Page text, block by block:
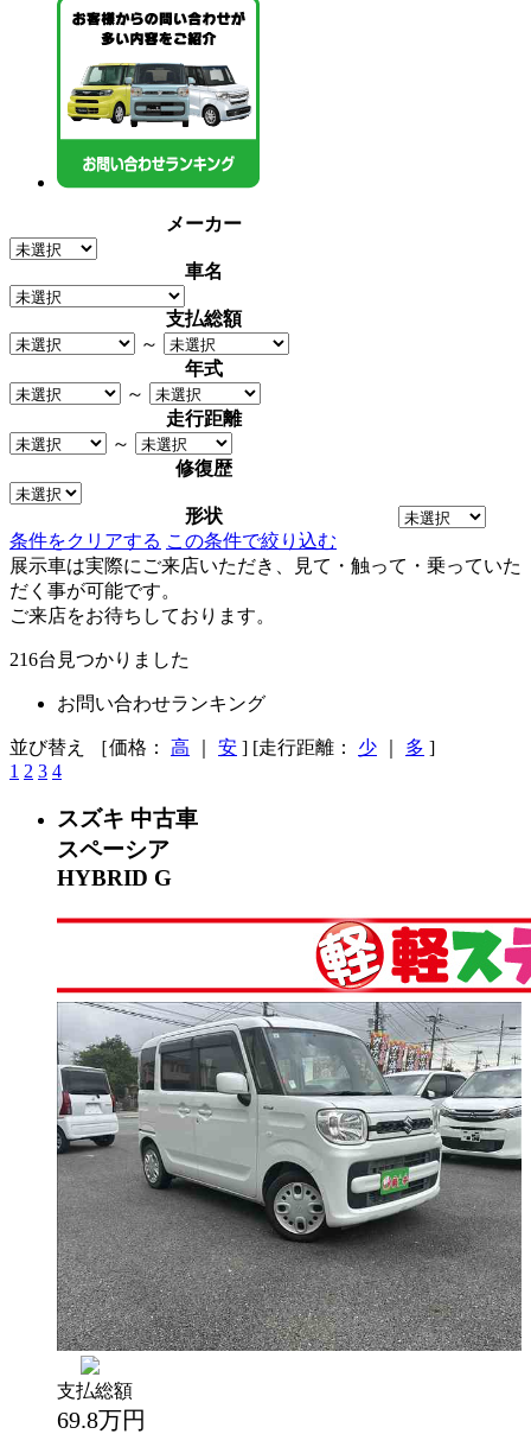
メーカー
車名
支払総額
～
年式
～
走行距離
～
修復歴
形状
条件をクリアする この条件で絞り込む
展示車は実際にご来店いただき、見て・触って・乗っていた
だく事が可能です。
ご来店をお待ちしております。
216台見つかりました
お問い合わせランキング
並び替え ［価格： 高 安 ] [走行距離： 少 多 ]
1 2 3 4
スズキ 中古車
スペーシア
HYBRID G
支払総額
69.8万円